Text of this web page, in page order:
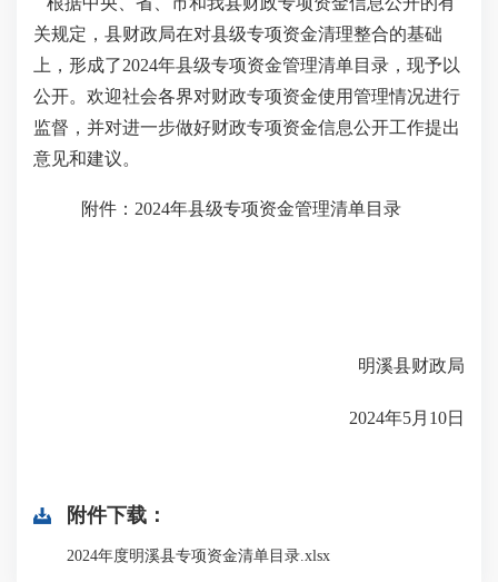
关规定，县财政局在对县级专项资金清理整合的基础
上，形成了2024年县级专项资金管理清单目录，现予以
公开。欢迎社会各界对财政专项资金使用管理情况进行
监督，并对进一步做好财政专项资金信息公开工作提出
意见和建议。
附件： 2024年县级专项资金管理清单目录
明溪县财政局
2024年5月 10日
附件下载：
2024年度明溪县专项资金清单目录.xlsx